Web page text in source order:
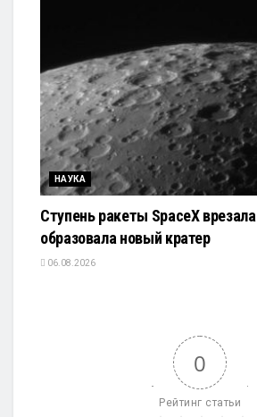
НАУКА
Ступень ракеты SpaceX
образовала новый кратер
06.08.2026
0
Рейтинг статьи